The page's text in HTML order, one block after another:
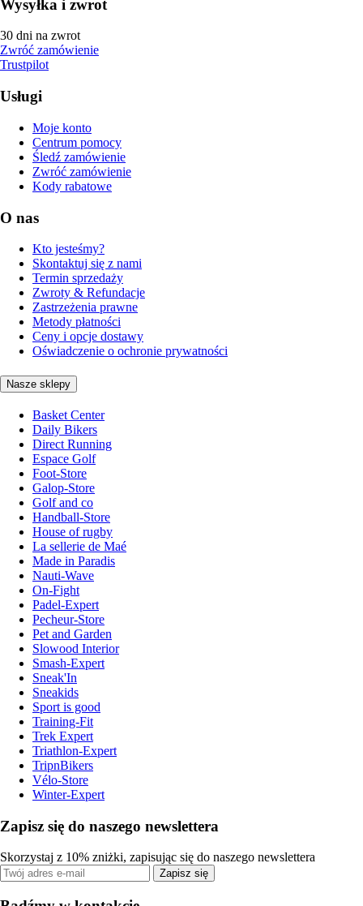
Wysyłka i zwrot
30 dni na zwrot
Zwróć zamówienie
Trustpilot
Usługi
Moje konto
Centrum pomocy
Śledź zamówienie
Zwróć zamówienie
Kody rabatowe
O nas
Kto jesteśmy?
Skontaktuj się z nami
Termin sprzedaży
Zwroty & Refundacje
Zastrzeżenia prawne
Metody płatności
Ceny i opcje dostawy
Oświadczenie o ochronie prywatności
Nasze sklepy
Basket Center
Daily Bikers
Direct Running
Espace Golf
Foot-Store
Galop-Store
Golf and co
Handball-Store
House of rugby
La sellerie de Maé
Made in Paradis
Nauti-Wave
On-Fight
Padel-Expert
Pecheur-Store
Pet and Garden
Slowood Interior
Smash-Expert
Sneak'In
Sneakids
Sport is good
Training-Fit
Trek Expert
Triathlon-Expert
TripnBikers
Vélo-Store
Winter-Expert
Zapisz się do naszego newslettera
Skorzystaj z 10% zniżki, zapisując się do naszego newslettera
Zapisz się